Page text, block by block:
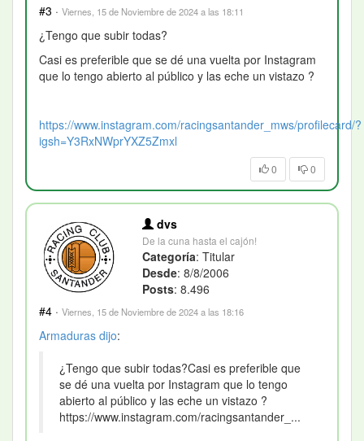
#3 · Viernes, 15 de Noviembre de 2024 a las 18:11
¿Tengo que subir todas?
Casi es preferible que se dé una vuelta por Instagram
que lo tengo abierto al público y las eche un vistazo ?
https://www.instagram.com/racingsantander_mws/profilecard/?
igsh=Y3RxNWprYXZ5Zmxl
0 0
dvs
De la cuna hasta el cajón!
Categoría: Titular
Desde: 8/8/2006
Posts: 8.496
#4 · Viernes, 15 de Noviembre de 2024 a las 18:16
Armaduras dijo:
¿Tengo que subir todas?Casi es preferible que
se dé una vuelta por Instagram que lo tengo
abierto al público y las eche un vistazo ?
https://www.instagram.com/racingsantander_...